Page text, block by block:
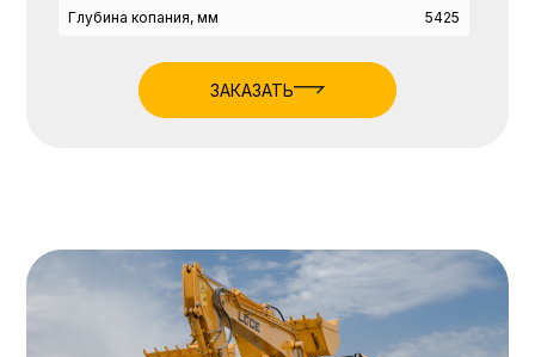
Глубина копания, мм 5425
ЗАКАЗАТЬ